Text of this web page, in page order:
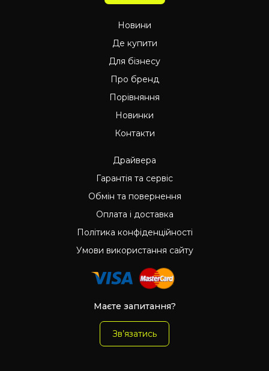
Новини
Де купити
Для бізнесу
Про бренд
Порівняння
Новинки
Контакти
Драйвера
Гарантія та сервіс
Обмін та повернення
Оплата і доставка
Політика конфіденційності
Умови використання сайту
Маєте запитання?
Зв’язатись